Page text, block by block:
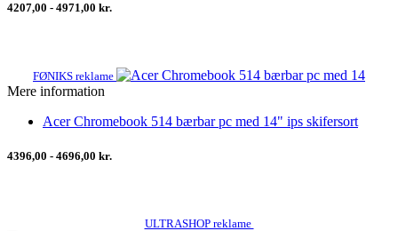
4207,00 - 4971,00 kr.
FØNIKS reklame
Mere information
Acer Chromebook 514 bærbar pc med 14" ips skifersort
4396,00 - 4696,00 kr.
ULTRASHOP reklame